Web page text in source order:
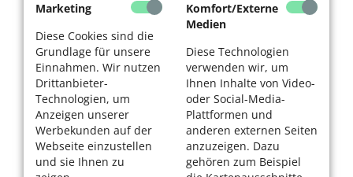
Marketing
Diese Cookies sind die
Grundlage für unsere
Einnahmen. Wir nutzen
Drittanbieter-
Technologien, um
Anzeigen unserer
Werbekunden auf der
Webseite einzustellen
und sie Ihnen zu
Komfort/Externe
Medien
Diese Technologien
verwenden wir, um
Ihnen Inhalte von Video-
oder Social-Media-
Plattformen und
anderen externen Seiten
anzuzeigen. Dazu
gehören zum Beispiel